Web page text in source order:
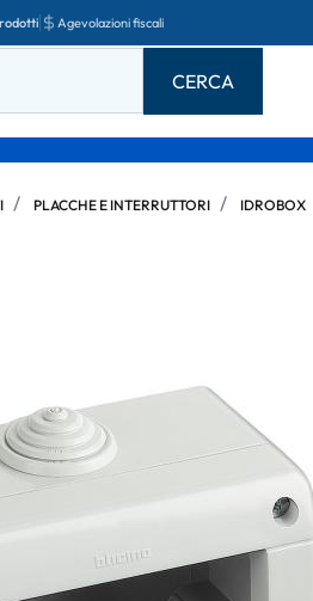
Agevolazioni fiscali
PLACCHE E INTERRUTTORI IDROBOX